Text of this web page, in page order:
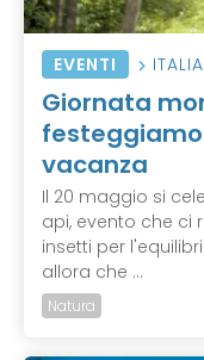
EVENTI ITALIA
Giornata
vacanza
Il 20 maggio si
api, evento che ci
insetti per
allora che ...
Natura